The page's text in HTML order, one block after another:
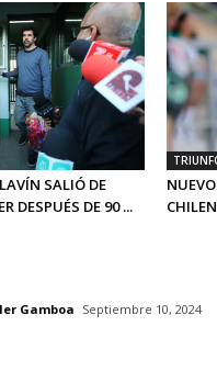
SALIÓ DE
DESPUÉS DE 90 ...
Gamboa Septiembre 10, 2024